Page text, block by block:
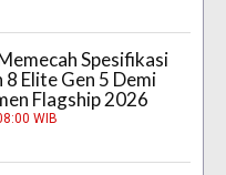
Spesifikasi
Elite Gen 5 Demi
Flagship 2026
WIB